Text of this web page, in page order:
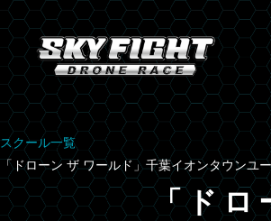
スクール一覧
「ドローン ザ ワールド」千葉イオンタウンユ
「ドロ